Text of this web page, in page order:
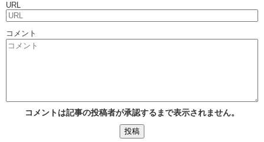
URL
コメント
コメントは記事の投稿者が承認するまで表示されません。